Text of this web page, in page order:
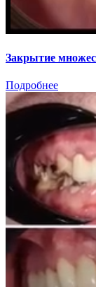
Закрытие
Подробнее